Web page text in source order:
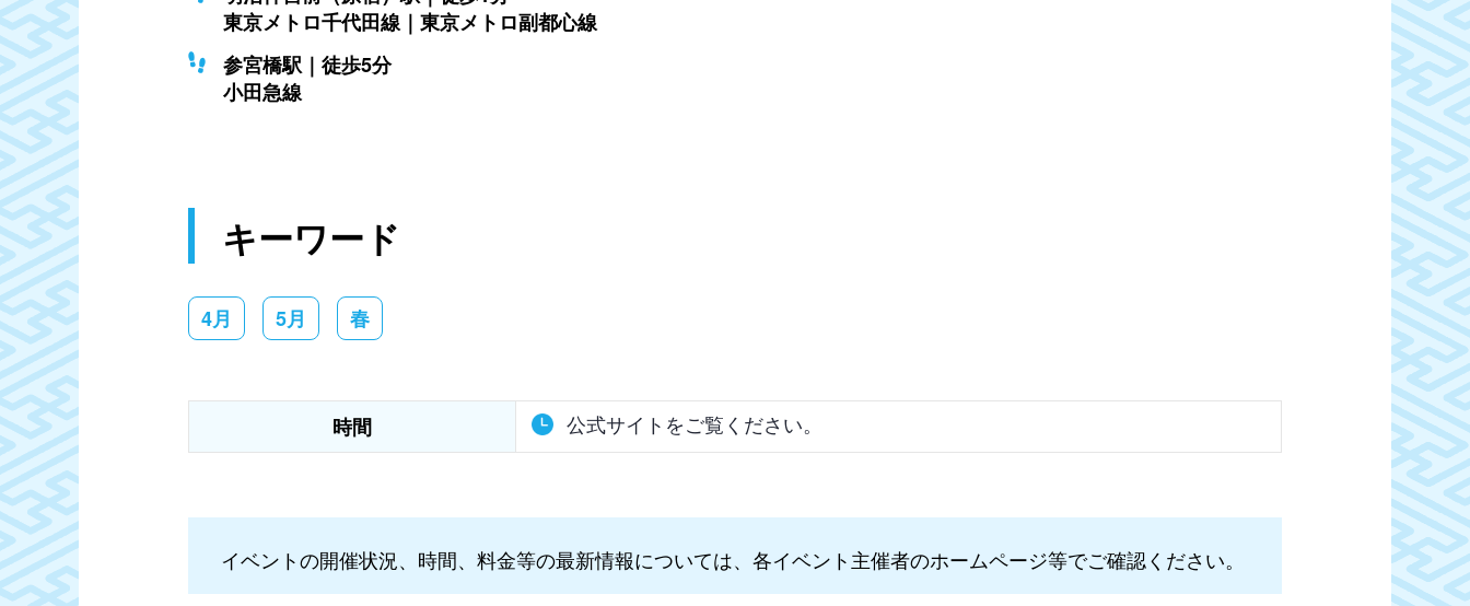
東京メトロ千代田線｜東京メトロ副都心線
参宮橋駅｜徒歩5分
小田急線
キーワード
4月 5月 春
時間 公式サイトをご覧ください。
イベントの開催状況、時間、料金等の最新情報については、各イベント主催者のホームページ等でご確認ください。